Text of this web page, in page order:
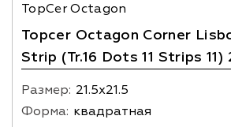
TopCer Octagon
Topcer Octagon Corner
Strip (Tr.16 Dots 11 Strips 11)
Размер: 21.5х21.5
Форма: квадратная